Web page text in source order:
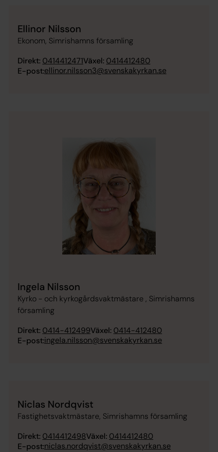
Ellinor Nilsson
Ekonom, Simrishamns församling
Direkt: 0414412471Växel: 0414412480
E-post:ellinor.nilsson3@svenskakyrkan.se
Ingela Nilsson
Kyrko - och kyrkogårdsvaktmästare , Simrishamns
församling
Direkt: 0414-412499Växel: 0414-412480
E-post:ingela.nilsson@svenskakyrkan.se
Niclas Nordqvist
Fastighetsvaktmästare, Simrishamns församling
Direkt: 0414412498Växel: 0414412480
E-post:niclas.nordqvist@svenskakyrkan.se